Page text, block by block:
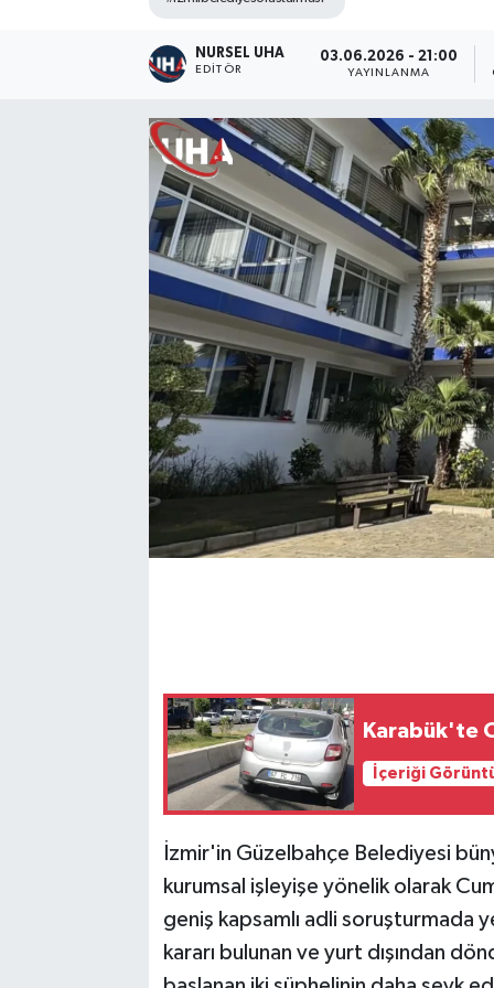
NURSEL UHA
EDITÖR
03.06.2026 - 21:00
YAYINLANMA
Karabük'te
İçeriği
İzmir'in Güzelbahçe Belediyesi
kurumsal işleyişe yönelik olarak
geniş kapsamlı adli soruşturmada
kararı bulunan ve yurt dışından